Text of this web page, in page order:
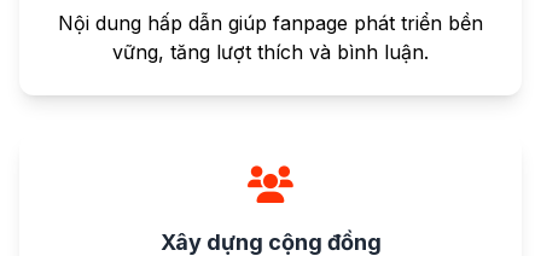
Nội dung hấp dẫn giúp fanpage phát triển bền
vững, tăng lượt thích và bình luận.
Xây dựng cộng đồng